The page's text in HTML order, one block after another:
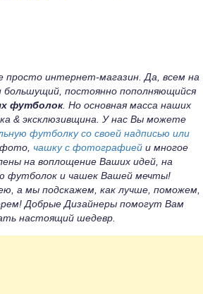
просто интернет-магазин. Да, всем на
большущий, постоянно пополняющийся
футболок. Но основная масса наших
& эксклюзивщина. У нас Вы можете
футболку со своей надписью или
чашку с фотографиейи многое
на воплощение Ваших идей, на
футболок и чашек Вашей мечты!
а мы подскажем, как лучше, поможем,
Добрые Дизайнеры помогут Вам
настоящий шедевр.